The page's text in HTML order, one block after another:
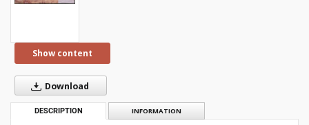
Show content
Download
DESCRIPTION INFORMATION